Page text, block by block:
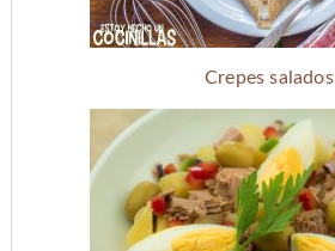
Crepes salados